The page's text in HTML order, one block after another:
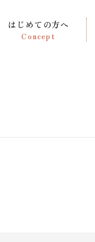
はじめての方へ
Concept